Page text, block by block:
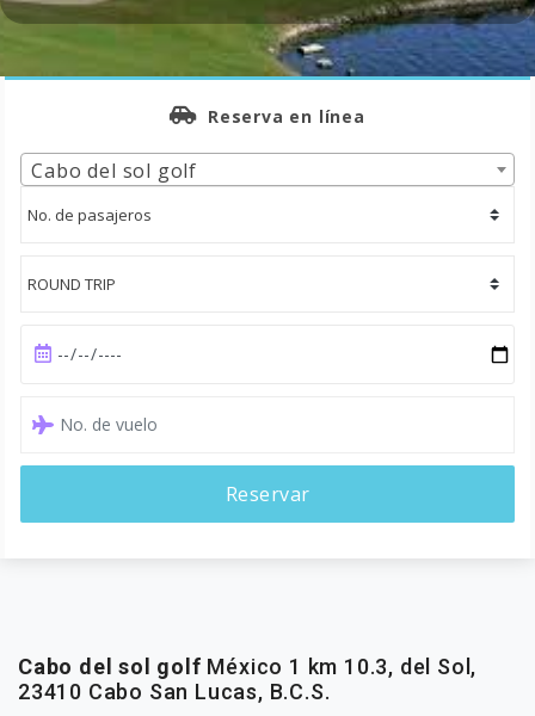
Reserva en línea
Cabo del sol golf
Reservar
Cabo del sol golf México 1 km 10.3, del Sol,
23410 Cabo San Lucas, B.C.S.